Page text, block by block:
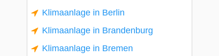
Klimaanlage in Berlin
Klimaanlage in Brandenburg
Klimaanlage in Bremen